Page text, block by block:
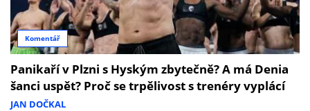
Komentář
Panikaří v Plzni s Hyským zbytečně? A má Denia
šanci uspět? Proč se trpělivost s trenéry vyplácí
JAN DOČKAL